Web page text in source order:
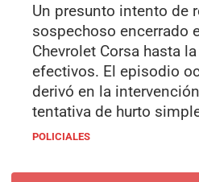
Un presunto intento de
sospechoso encerrado
Chevrolet Corsa hasta
efectivos. El episodio
derivó en la
tentativa de hurto
POLICIALES